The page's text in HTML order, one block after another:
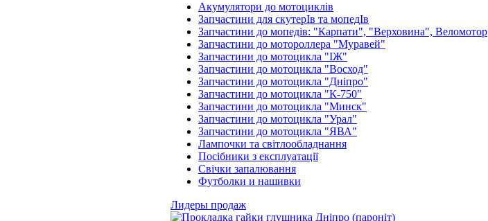
Акумулятори до мотоциклів
Запчастини для скутерІв та мопедІв
Запчастини до мопедів: "Карпати", "Верховина", Веломотор
Запчастини до мотороллера "Муравей"
Запчастини до мотоцикла "ІЖ"
Запчастини до мотоцикла "Восход"
Запчастини до мотоцикла "Дніпро"
Запчастини до мотоцикла "К-750"
Запчастини до мотоцикла "Минск"
Запчастини до мотоцикла "Урал"
Запчастини до мотоцикла "ЯВА"
Лампочки та світлообладнання
Посібники з експлуатації
Свічки запалювання
Футболки и нашивки
Лидеры продаж